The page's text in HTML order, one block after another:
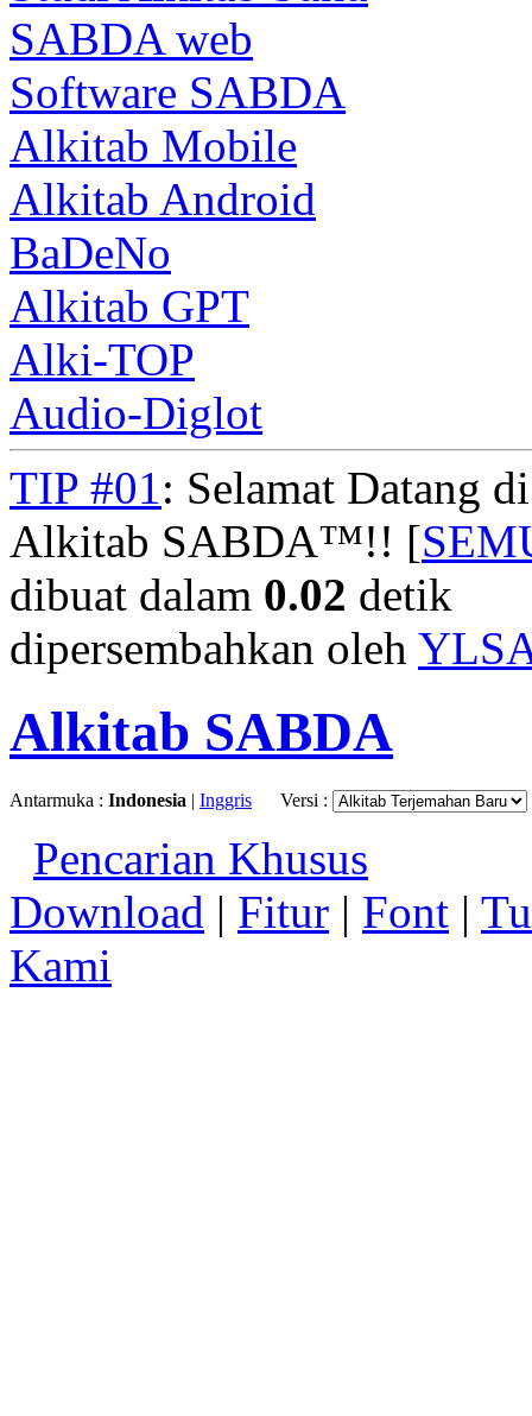
SABDA web
Software SABDA
Alkitab Mobile
Alkitab Android
BaDeNo
Alkitab GPT
Alki-TOP
Audio-Diglot
TIP #01: Selamat Datang
Alkitab SABDA™!! [
dibuat dalam 0.02 detik
dipersembahkan oleh
Alkitab SABDA
Antarmuka : Indonesia | Inggris Versi :
Pencarian Khusus
Download | Fitur | Font |
Kami